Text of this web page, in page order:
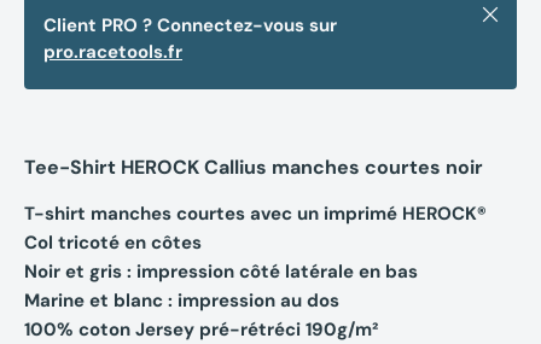
Client PRO ? Connectez-vous sur
pro.racetools.fr
Fermer
Tee-Shirt HEROCK Callius manches courtes noir
T-shirt manches courtes avec un imprimé HEROCK®
Col tricoté en côtes
Noir et gris : impression côté latérale en bas
Marine et blanc : impression au dos
100% coton Jersey pré-rétréci 190g/m²